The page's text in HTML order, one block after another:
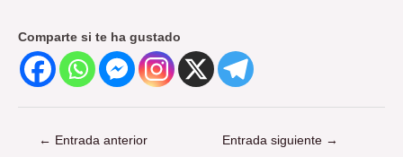
Comparte si te ha gustado
← Entrada anterior Entrada siguiente →